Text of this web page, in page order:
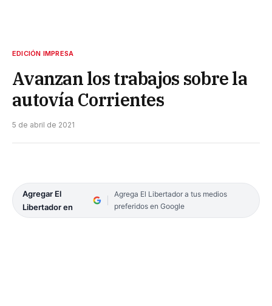
EDICIÓN IMPRESA
Avanzan los trabajos sobre la
autovía Corrientes
5 de abril de 2021
Agregar El
Libertador en
Agrega El Libertador a tus medios
preferidos en Google